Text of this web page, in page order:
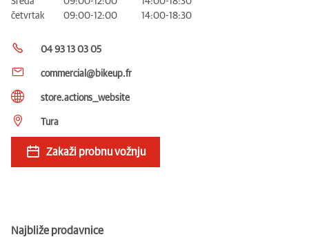
četvrtak
09:00-12:00 14:00-18:30
04 93 13 03 05
commercial@bikeup.fr
store.actions__website
Tura
Zakaži probnu vožnju
Najbliže prodavnice